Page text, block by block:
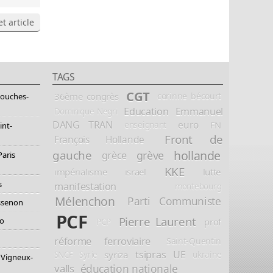
article
TAGS
36ème congrès CGT corinne bécourt
Dominique Negri Education
Emmanuel
DANG TRAN
enseignant euro FN
François Hollande
Front de
gauche
grèce grève hollande
impérialisme israël KKE lutte
manifestation montebourg
Mélenchon Parti Communiste
PCF PCP Pierre Laurent prof
réforme ferroviaire Saint-Quentin
SNCF Syrie syriza tsipras UE ukraine
valls éducation nationale